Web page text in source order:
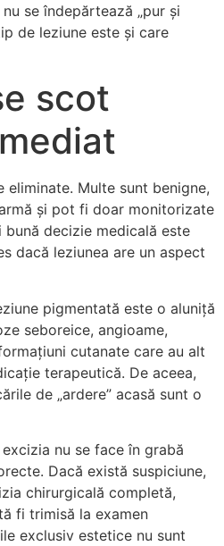
se îndepărtează „pur și
de leziune este și care
scot
eliminate. Multe sunt benigne,
și pot fi doar monitorizate
decizie medicală este
dacă leziunea are un aspect
pigmentată este o aluniță
seboreice, angioame,
cutanate care au alt
terapeutică. De aceea,
de „ardere” acasă sunt o
nu se face în grabă
Dacă există suspiciune,
chirurgicală completă,
fi trimisă la examen
exclusiv estetice nu sunt